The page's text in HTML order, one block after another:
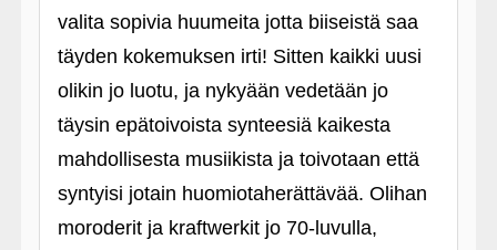
valita sopivia huumeita jotta biiseistä saa
täyden kokemuksen irti! Sitten kaikki uusi
olikin jo luotu, ja nykyään vedetään jo
täysin epätoivoista synteesiä kaikesta
mahdollisesta musiikista ja toivotaan että
syntyisi jotain huomiotaherättävää. Olihan
moroderit ja kraftwerkit jo 70-luvulla,